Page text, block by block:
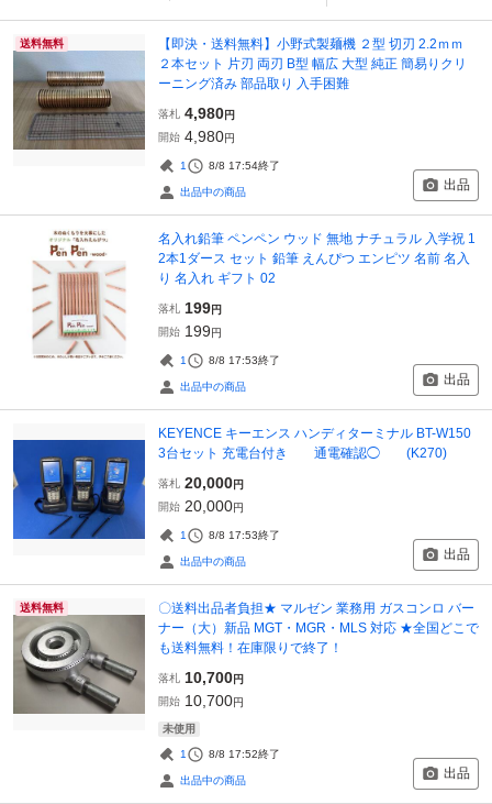
送料無料
【即決・送料無料】小野式製麺機 ２型 切刃 2.2ｍｍ
２本セット 片刃 両刃 B型 幅広 大型 純正 簡易りクリ
ーニング済み 部品取り 入手困難
落札 4,980円
開始 4,980円
1 8/8 17:54終了
出品中の商品 出品
名入れ鉛筆 ペンペン ウッド 無地 ナチュラル 入学祝 1
2本1ダース セット 鉛筆 えんぴつ エンピツ 名前 名入
り 名入れ ギフト 02
落札 199円
開始 199円
1 8/8 17:53終了
出品中の商品 出品
KEYENCE キーエンス ハンディターミナル BT-W150
3台セット 充電台付き 通電確認◯ (K270)
落札 20,000円
開始 20,000円
1 8/8 17:53終了
出品中の商品 出品
送料無料
〇送料出品者負担★ マルゼン 業務用 ガスコンロ バー
ナー（大）新品 MGT・MGR・MLS 対応 ★全国どこで
も送料無料！在庫限りで終了！
落札 10,700円
開始 10,700円
未使用
1 8/8 17:52終了
出品中の商品 出品